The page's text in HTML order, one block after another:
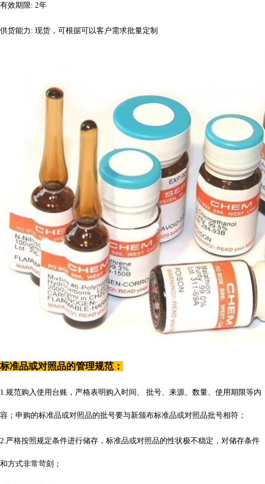
有效期限: 2年
供货能力 : 现货，可根据可以客户需求批量定制
标准品或对照品的管理规范：
1.规范购入使用台账，严格表明购入时间、 批号、来源、数量、使用期限等内
容；申购的标准品或对照品的批号要与新颁布标准品或对照品批号相符；
2.严格按照规定条件进行储存，标准品或对照品的性状极不稳定，对储存条件
和方式非常苛刻；